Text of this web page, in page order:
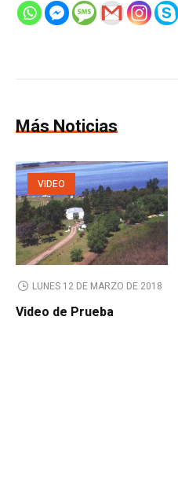
Más Noticias
VIDEO
LUNES 12 DE MARZO DE 2018
Video de Prueba